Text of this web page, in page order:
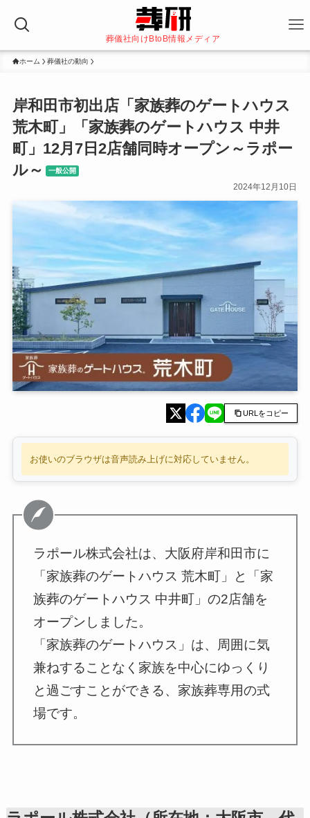
葬儀社向けBtoB情報メディア
ホーム 葬儀社の動向
岸和田市初出店「家族葬のゲートハウス
荒木町」「家族葬のゲートハウス 中井
町」12月7日2店舗同時オープン～ラポー
ル～
一般公開
2024年12月10日
URLをコピー
お使いのブラウザは音声読み上げに対応していません。
ラポール株式会社は、大阪府岸和田市に
「家族葬のゲートハウス 荒木町」と「家
族葬のゲートハウス 中井町」の2店舗を
オープンしました。
「家族葬のゲートハウス」は、周囲に気
兼ねすることなく家族を中心にゆっくり
と過ごすことができる、家族葬専用の式
場です。